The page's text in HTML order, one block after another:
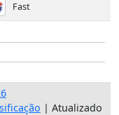
Fast
| Atualizado